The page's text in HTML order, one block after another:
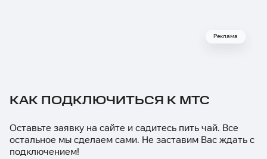
Реклама
КАК ПОДКЛЮЧИТЬСЯ К МТС
Оставьте заявку на сайте и садитесь пить чай. Все
остальное мы сделаем сами. Не заставим Вас ждать с
подключением!